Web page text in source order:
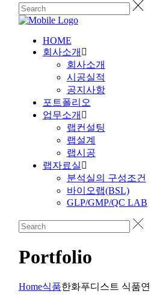
HOME
회사소개
회사소개
시공실적
공지사항
포트폴리오
업무소개
랩컨설팅
랩설계
랩시공
랩자료실
분석실의 구성조건
바이오랩(BSL)
GLP/GMP/QC LAB
Portfolio
Home식품한화푸디스트 식품